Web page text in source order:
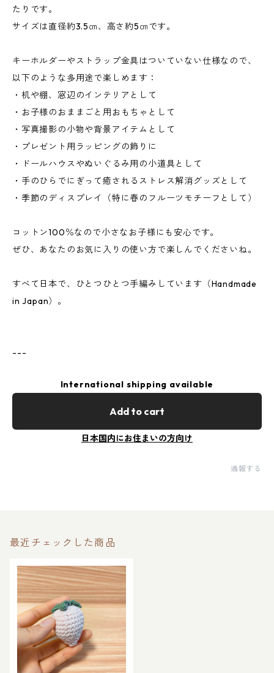
たりです。
サイズは直径約3.5㎝、高さ約5㎝です。
キーホルダーやストラップ金具はついていない仕様なので、
以下のような多用途で楽しめます：
・机や棚、窓辺のインテリアとして
・お子様のおままごと用おもちゃとして
・写真撮影の小物や背景アイテムとして
・プレゼント用ラッピングの飾りに
・ドールハウスやぬいぐるみ用の小道具として
・手のひらでにぎって癒されるストレス解消グッズとして
・季節のディスプレイ（特に春のフルーツモチーフとして）
コットン100％なので小さなお子様にも安心です。
ぜひ、あなたのお気に入りの使い方で楽しんでくださいね。
すべて日本で、ひとつひとつ手編みしています（Handmade
in Japan）。
---
International shipping available
Add to cart
日本国内にお住まいの方向け
通報する
最近チェックした商品